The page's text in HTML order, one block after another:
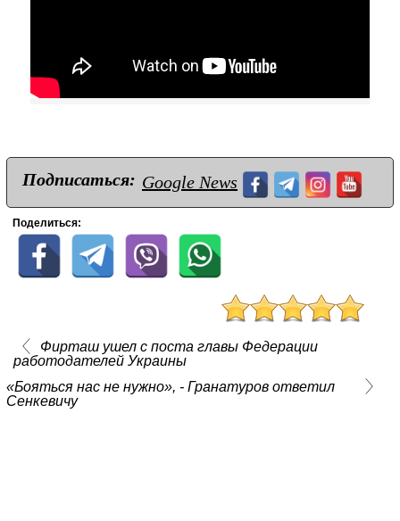
Подписаться: Google News
Поделиться:
Фирташ ушел с поста главы Федерации
работодателей Украины
«Бояться нас не нужно», - Гранатуров ответил
Сенкевичу